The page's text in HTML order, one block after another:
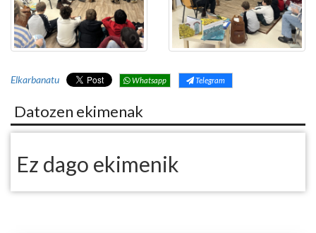
Elkarbanatu Whatsapp Telegram
Datozen ekimenak
Ez dago ekimenik